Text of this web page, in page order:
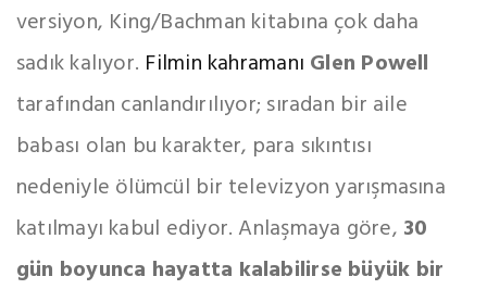
versiyon, King/Bachman kitabına çok daha
sadık kalıyor. Filmin kahramanı Glen Powell
tarafından canlandırılıyor; sıradan bir aile
babası olan bu karakter, para sıkıntısı
nedeniyle ölümcül bir televizyon yarışmasına
katılmayı kabul ediyor. Anlaşmaya göre, 30
gün boyunca hayatta kalabilirse büyük bir